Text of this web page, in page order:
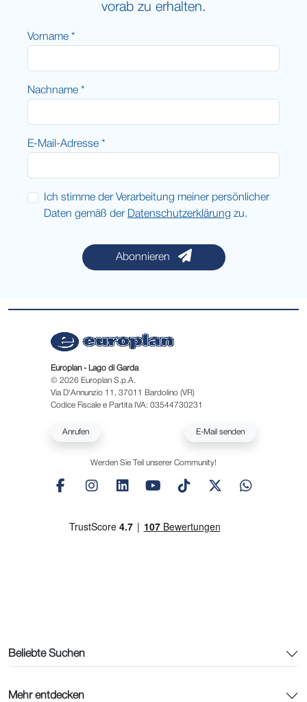
vorab zu erhalten.
Vorname *
Nachname *
E-Mail-Adresse *
Ich stimme der Verarbeitung meiner persönlicher
Daten gemäß der
Datenschutzerklärung zu.
Abonnieren
Beliebte Suchen
Mehr entdecken
Europlan - Lago di Garda
© 2026 Europlan S.p.A.
Via D'Annunzio 11, 37011 Bardolino (VR)
Codice Fiscale e Partita IVA: 03544730231
Anrufen E-Mail senden
Werden Sie Teil unserer Community!